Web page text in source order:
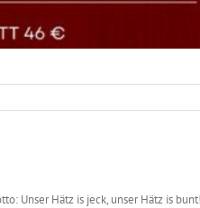
Unser Hätz is jeck, unser Hätz is